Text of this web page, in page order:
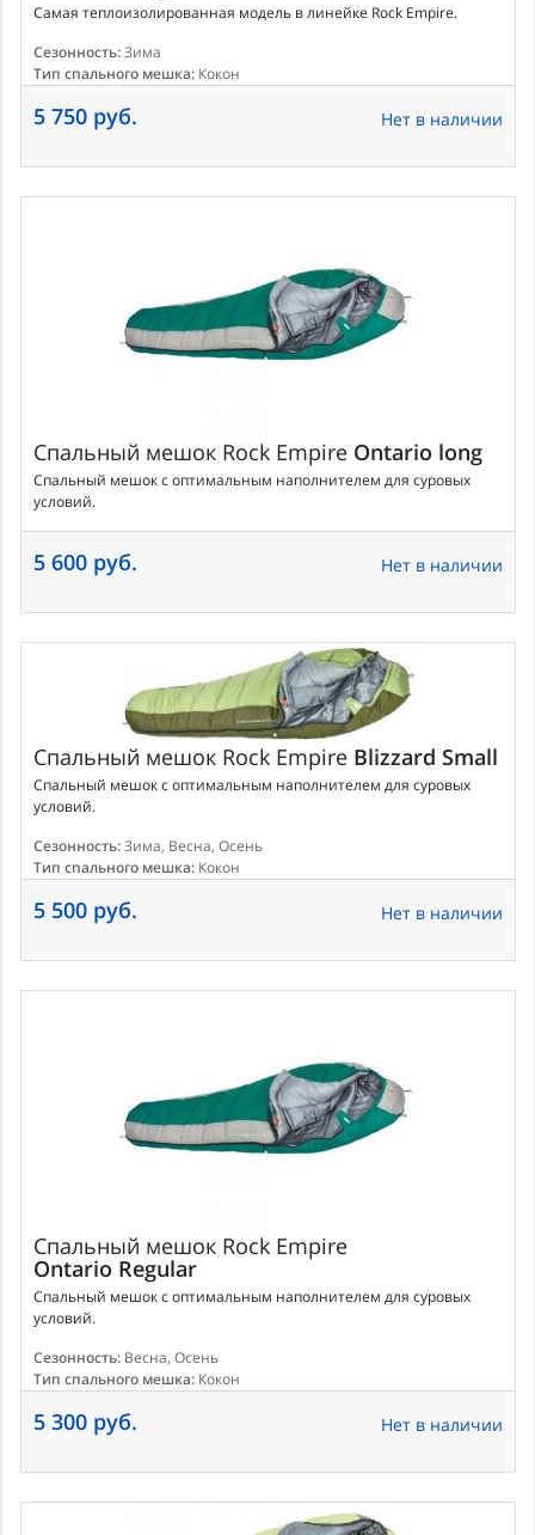
Самая теплоизолированная модель в линейке Rock Empire.
Сезонность:Зима
Тип спального мешка: Кокон
5 750 руб. Нет в наличии
Спальный мешок Rock Empire Ontario long
Спальный мешок с оптимальным наполнителем для суровых
условий.
5 600 руб. Нет в наличии
Спальный мешок Rock Empire Blizzard Small
Спальный мешок с оптимальным наполнителем для суровых
условий.
Сезонность:Зима, Весна, Осень
Тип спального мешка: Кокон
5 500 руб. Нет в наличии
Спальный мешок Rock Empire
Ontario Regular
Спальный мешок с оптимальным наполнителем для суровых
условий.
Сезонность: Весна, Осень
Тип спального мешка: Кокон
5 300 руб. Нет в наличии